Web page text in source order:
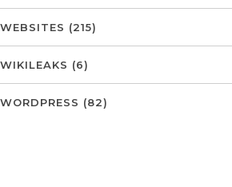
WEBSITES (215)
WIKILEAKS (6)
WORDPRESS (82)